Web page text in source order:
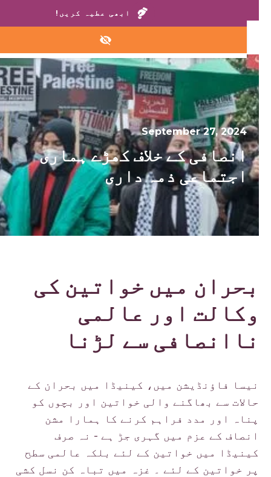
ہمارے گھروں یا ہیلپ لائن پر کال کریں: +1 888 711 6472ابھی عطیہ کریں!
September 27, 2024
انصافی کے خلاف کھڑے ہماری
اجتماعی ذمہ داری
بحران میں خواتین کی
وکالت اور عالمی
ناانصافی سے لڑنا
نیسا فاؤنڈیشن میں، کینیڈا میں بحران کے
حالات سے بھاگنے والی خواتین اور بچوں کو
پناہ اور مدد فراہم کرنے کا ہمارا مشن
انصاف کے عزم میں گہری جڑ ہے - نہ صرف
کینیڈا میں خواتین کے لئے بلکہ عالمی سطح
پر خواتین کے لئے ۔ غزہ میں تباہ کن نسل کشی